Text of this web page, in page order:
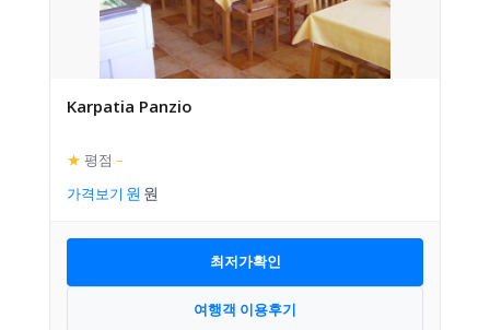
Karpatia Panzio
★ 평점 –
가격보기
최저가확인
여행객 이용후기